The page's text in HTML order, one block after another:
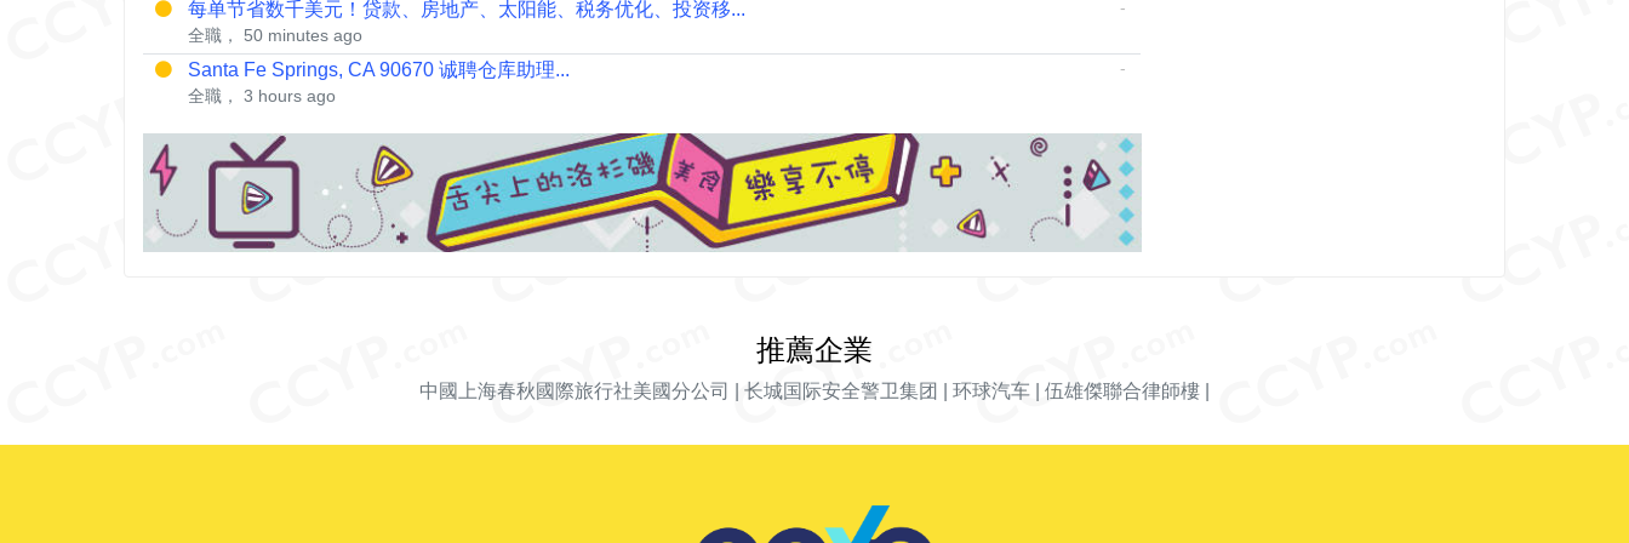
每单节省数千美元！贷款、房地产、太阳能、税务优化、投资移...
全職， 50 minutes ago
-
Santa Fe Springs, CA 90670 诚聘仓库助理...
全職， 3 hours ago
-
推薦企業
中國上海春秋國際旅行社美國分公司 长城国际安全警卫集团 环球汽车 伍雄傑聯合律師樓